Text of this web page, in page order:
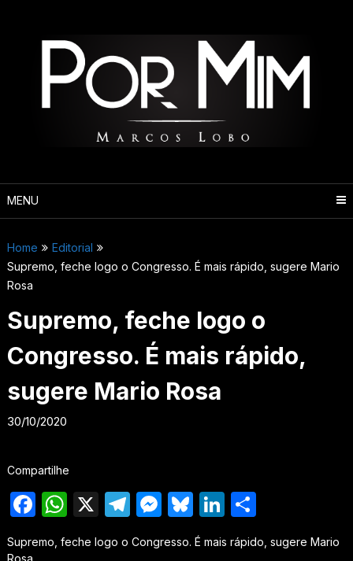
MENU
Home
Editorial
Supremo, feche logo o Congresso. É mais rápido, sugere Mario
Rosa
Supremo, feche logo o
Congresso. É mais rápido,
sugere Mario Rosa
30/10/2020
Compartilhe
Facebook
WhatsApp
X Telegram
Messenger
Bluesky
LinkedIn
Share
Supremo, feche logo o Congresso. É mais rápido, sugere Mario